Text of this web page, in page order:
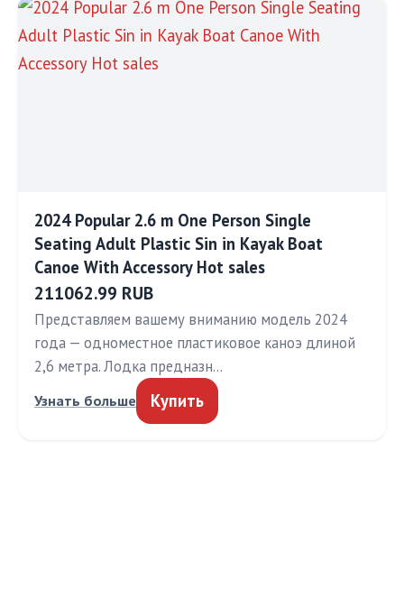
2024 Popular 2.6 m One Person Single
Seating Adult Plastic Sin in Kayak Boat
Canoe With Accessory Hot sales
211062.99 RUB
Представляем вашему вниманию модель 2024
года — одноместное пластиковое каноэ длиной
2,6 метра. Лодка предназн…
Узнать больше Купить